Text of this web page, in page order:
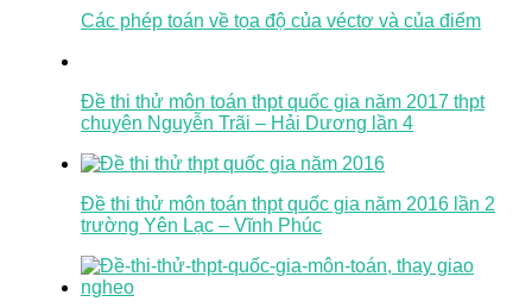
Các phép toán về tọa độ của véctơ và của điểm
Đề thi thử môn toán thpt quốc gia năm 2017 thpt
chuyên Nguyễn Trãi – Hải Dương lần 4
Đề thi thử môn toán thpt quốc gia năm 2016 lần 2
trường Yên Lạc – Vĩnh Phúc